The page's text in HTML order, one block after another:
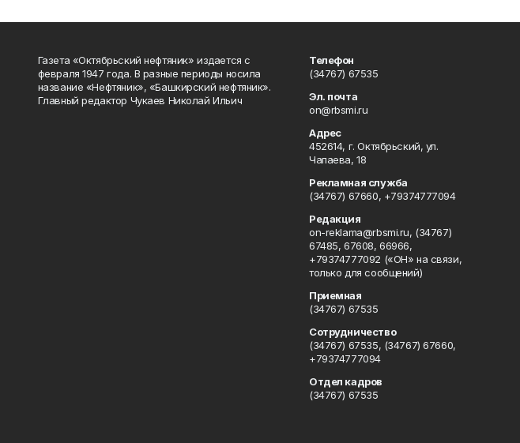
Газета «Октябрьский нефтяник» издается с
февраля 1947 года. В разные периоды носила
название «Нефтяник», «Башкирский нефтяник».
Главный редактор Чукаев Николай Ильич
Телефон
(34767) 67535
Эл. почта
on@rbsmi.ru
Адрес
452614, г. Октябрьский, ул.
Чапаева, 18
Рекламная служба
(34767) 67660, +79374777094
Редакция
on-reklama@rbsmi.ru, (34767)
67485, 67608, 66966,
+79374777092 («ОН» на связи,
только для сообщений)
Приемная
(34767) 67535
Сотрудничество
(34767) 67535, (34767) 67660,
+79374777094
Отдел кадров
(34767) 67535